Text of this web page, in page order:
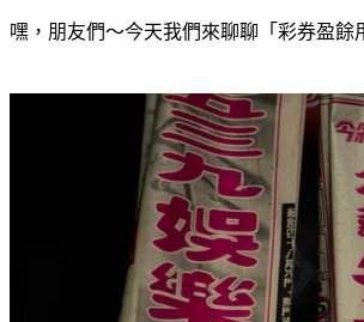
嘿，朋友們～今天我們來聊聊「彩券盈